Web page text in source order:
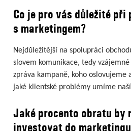
Co je pro vás důležité při
s marketingem?
Nejdůležitější na spolupráci
slovem komunikace, tedy
zpráva kampaně, koho oslovujeme
jaké klientské problémy umíme
Jaké procento obratu by
investovat do